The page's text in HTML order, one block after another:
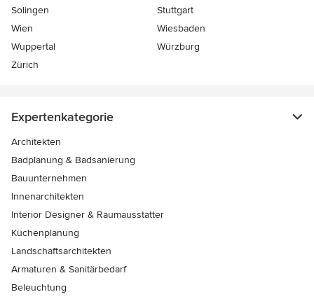
Solingen
Stuttgart
Wien
Wiesbaden
Wuppertal
Würzburg
Zürich
Expertenkategorie
Architekten
Badplanung & Badsanierung
Bauunternehmen
Innenarchitekten
Interior Designer & Raumausstatter
Küchenplanung
Landschaftsarchitekten
Armaturen & Sanitärbedarf
Beleuchtung